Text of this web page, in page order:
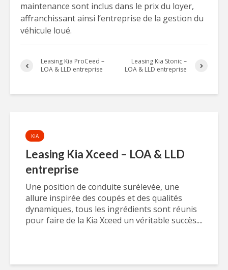
maintenance sont inclus dans le prix du loyer,
affranchissant ainsi l’entreprise de la gestion du
véhicule loué.
Leasing Kia ProCeed –
LOA & LLD entreprise
Leasing Kia Stonic –
LOA & LLD entreprise
KIA
Leasing Kia Xceed – LOA & LLD
entreprise
Une position de conduite surélevée, une
allure inspirée des coupés et des qualités
dynamiques, tous les ingrédients sont réunis
pour faire de la Kia Xceed un véritable succès....